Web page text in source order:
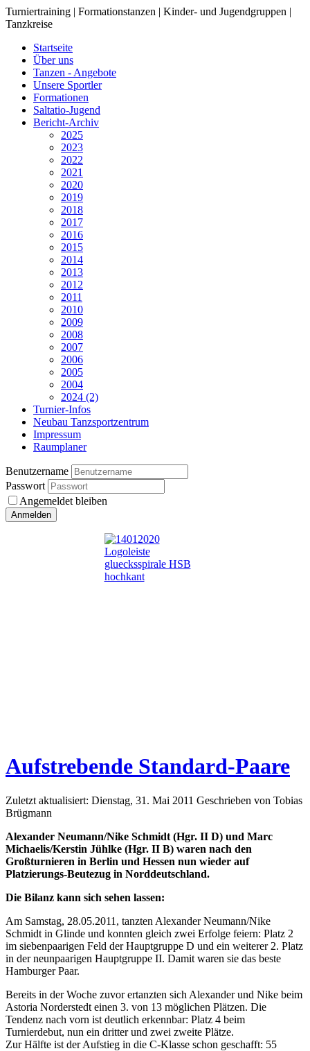
Turniertraining | Formationstanzen | Kinder- und Jugendgruppen |
Tanzkreise
Startseite
Über uns
Tanzen - Angebote
Unsere Sportler
Formationen
Saltatio-Jugend
Bericht-Archiv
2025
2023
2022
2021
2020
2019
2018
2017
2016
2015
2014
2013
2012
2011
2010
2009
2008
2007
2006
2005
2004
2024 (2)
Turnier-Infos
Neubau Tanzsportzentrum
Impressum
Raumplaner
Benutzername
Passwort
Angemeldet bleiben
Aufstrebende Standard-Paare
Zuletzt aktualisiert: Dienstag, 31. Mai 2011 Geschrieben von Tobias
Brügmann
Alexander Neumann/Nike Schmidt (Hgr. II D) und Marc
Michaelis/Kerstin Jühlke (Hgr. II B) waren nach den
Großturnieren in Berlin und Hessen nun wieder auf
Platzierungs-Beutezug in Norddeutschland.
Die Bilanz kann sich sehen lassen:
Am Samstag, 28.05.2011, tanzten Alexander Neumann/Nike
Schmidt in Glinde und konnten gleich zwei Erfolge feiern: Platz 2
im siebenpaarigen Feld der Hauptgruppe D und ein weiterer 2. Platz
in der neunpaarigen Hauptgruppe II. Damit waren sie das beste
Hamburger Paar.
Bereits in der Woche zuvor ertanzten sich Alexander und Nike beim
Astoria Norderstedt einen 3. von 13 möglichen Plätzen. Die
Tendenz nach vorn ist deutlich erkennbar: Platz 4 beim
Turnierdebut, nun ein dritter und zwei zweite Plätze.
Zur Hälfte ist der Aufstieg in die C-Klasse schon geschafft: 55